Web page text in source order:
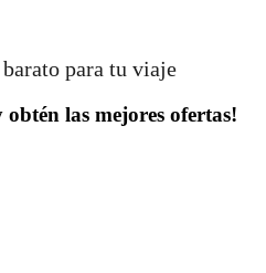
para tu viaje
las mejores ofertas!